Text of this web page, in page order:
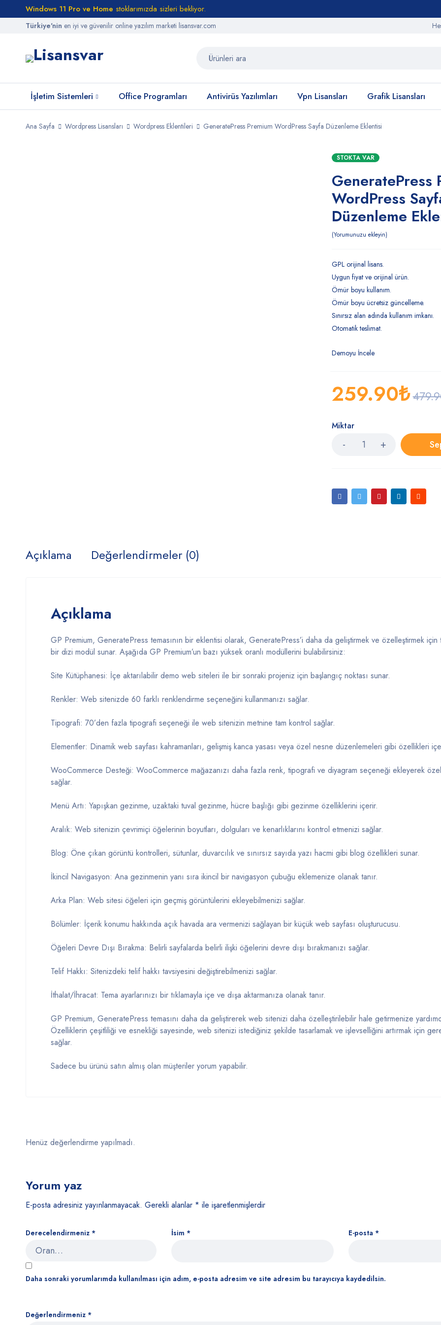
Windows 11 Pro ve Home stoklarımızda sizleri bekliyor.
Türkiye'nin en iyi ve güvenilir online yazılım marketi lisansvar.com
İşletim Sistemleri Office Programları Antivirüs Yazılımları Vpn Lisansları Grafik Lisansları
Ana Sayfa Wordpress Lisansları Wordpress Eklentileri GeneratePress Premium WordPress Sayfa Düzenleme Eklentisi
STOKTA VAR
GeneratePress
WordPress
Düzenleme
Yorumunuzu ekleyin
GPL orijinal lisans.
Uygun fiyat ve orijinal ürün.
Ömür boyu kullanım.
Ömür boyu ücretsiz güncelleme.
Sınırsız alan adında kullanım imkanı.
Otomatik teslimat.
Demoyu İncele
259.90₺
Miktar
Açıklama Değerlendirmeler (0)
Açıklama
GP Premium, GeneratePress temasının bir eklentisi olarak, GeneratePress’i daha da geliştirmek ve özelleştirmek için
bir dizi modül sunar. Aşağıda GP Premium’un bazı yüksek oranlı modüllerini bulabilirsiniz:
Site Kütüphanesi: İçe aktarılabilir demo web siteleri ile bir sonraki projeniz için başlangıç noktası sunar.
Renkler: Web sitenizde 60 farklı renklendirme seçeneğini kullanmanızı sağlar.
Tipografi: 70’den fazla tipografi seçeneği ile web sitenizin metnine tam kontrol sağlar.
Elementler: Dinamik web sayfası kahramanları, gelişmiş kanca yasası veya özel nesne düzenlemeleri gibi özellikleri
WooCommerce Desteği: WooCommerce mağazanızı daha fazla renk, tipografi ve diyagram seçeneği ekleyerek
sağlar.
Menü Artı: Yapışkan gezinme, uzaktaki tuval gezinme, hücre başlığı gibi gezinme özelliklerini içerir.
Aralık: Web sitenizin çevrimiçi öğelerinin boyutları, dolguları ve kenarlıklarını kontrol etmenizi sağlar.
Blog: Öne çıkan görüntü kontrolleri, sütunlar, duvarcılık ve sınırsız sayıda yazı hacmi gibi blog özellikleri sunar.
İkincil Navigasyon: Ana gezinmenin yanı sıra ikincil bir navigasyon çubuğu eklemenize olanak tanır.
Arka Plan: Web sitesi öğeleri için geçmiş görüntülerini ekleyebilmenizi sağlar.
Bölümler: İçerik konumu hakkında açık havada ara vermenizi sağlayan bir küçük web sayfası oluşturucusu.
Öğeleri Devre Dışı Bırakma: Belirli sayfalarda belirli ilişki öğelerini devre dışı bırakmanızı sağlar.
Telif Hakkı: Sitenizdeki telif hakkı tavsiyesini değiştirebilmenizi sağlar.
İthalat/İhracat: Tema ayarlarınızı bir tıklamayla içe ve dışa aktarmanıza olanak tanır.
GP Premium, GeneratePress temasını daha da geliştirerek web sitenizi daha özelleştirilebilir hale getirmenize
Özelliklerin çeşitliliği ve esnekliği sayesinde, web sitenizi istediğiniz şekilde tasarlamak ve işlevselliğini artırmak için
sağlar.
Sadece bu ürünü satın almış olan müşteriler yorum yapabilir.
Henüz değerlendirme yapılmadı.
Yorum yaz
E-posta adresiniz yayınlanmayacak. Gerekli alanlar * ile işaretlenmişlerdir
Derecelendirmeniz *
Değerlendirmeniz *
İsim * E-posta *
Daha sonraki yorumlarımda kullanılması için adım, e-posta adresim ve site adresim bu tarayıcıya kaydedilsin.